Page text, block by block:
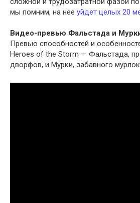
мы помним, на нее уйдет целых 20
Видео-превью Фальстада и
Превью способностей и
Heroes of the Storm — Фальстада,
дворфов, и Мурки, забавного